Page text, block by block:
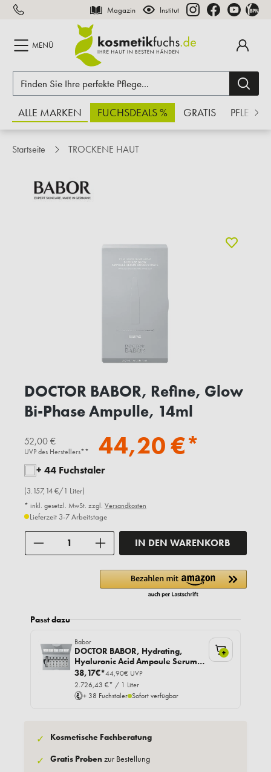
springen Magazin Institut
MENÜ
ALLE MARKEN FUCHSDEALS % GRATIS PFLEGE
Startseite TROCKENE HAUT
DOCTOR BABOR, Refine, Glow
Bi-Phase Ampulle, 14ml
52,00 €
UVP des Herstellers** 44,20 €*
+ 44 Fuchstaler
(3.157,14 €/1 Liter)
* inkl. gesetzl. MwSt. zzgl. Versandkosten
Lieferzeit 3-7 Arbeitstage
IN DEN WARENKORB
Passt dazu
Babor
DOCTOR BABOR, Hydrating,
Hyaluronic Acid Ampoule Serum,
14ml
38,17€*44,90€ UVP
2.726,43 €* / 1 Liter
+ 38 Fuchstaler Sofort verfügbar
+
✓ Kosmetische Fachberatung
✓ Gratis Probenzur Bestellung